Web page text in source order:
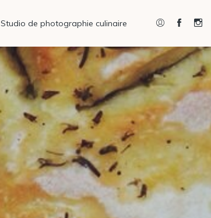
Studio de photographie culinaire
Connexion / Inscription